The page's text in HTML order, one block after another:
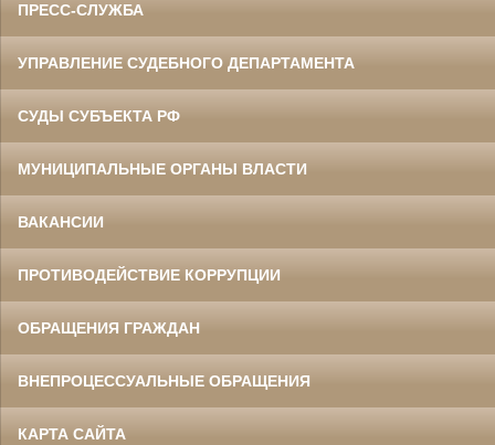
ПРЕСС-СЛУЖБА
УПРАВЛЕНИЕ СУДЕБНОГО ДЕПАРТАМЕНТА
СУДЫ СУБЪЕКТА РФ
МУНИЦИПАЛЬНЫЕ ОРГАНЫ ВЛАСТИ
ВАКАНСИИ
ПРОТИВОДЕЙСТВИЕ КОРРУПЦИИ
ОБРАЩЕНИЯ ГРАЖДАН
ВНЕПРОЦЕССУАЛЬНЫЕ ОБРАЩЕНИЯ
КАРТА САЙТА